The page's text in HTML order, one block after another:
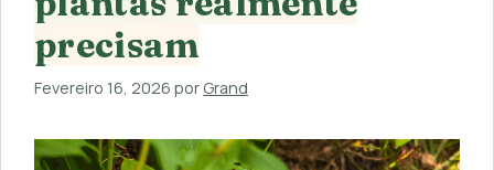
precisam
Fevereiro 16, 2026 por Grand